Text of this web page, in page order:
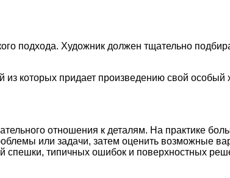
подхода. Художник должен тщательно
из которых придает произведению свой особый
отношения к деталям. На практике
или задачи, затем оценить возможные
спешки, типичных ошибок и поверхностных